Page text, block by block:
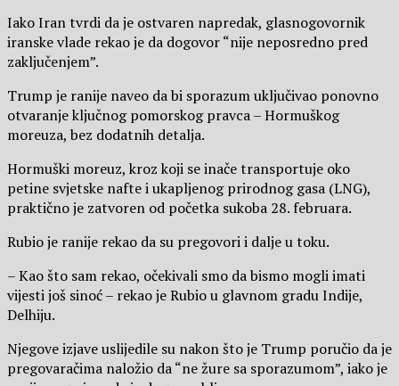
Iako Iran tvrdi da je ostvaren napredak, glasnogovornik
iranske vlade rekao je da dogovor “nije neposredno pred
zaključenjem”.
Trump je ranije naveo da bi sporazum uključivao ponovno
otvaranje ključnog pomorskog pravca – Hormuškog
moreuza, bez dodatnih detalja.
Hormuški moreuz, kroz koji se inače transportuje oko
petine svjetske nafte i ukapljenog prirodnog gasa (LNG),
praktično je zatvoren od početka sukoba 28. februara.
Rubio je ranije rekao da su pregovori i dalje u toku.
– Kao što sam rekao, očekivali smo da bismo mogli imati
vijesti još sinoć – rekao je Rubio u glavnom gradu Indije,
Delhiju.
Njegove izjave uslijedile su nakon što je Trump poručio da je
pregovaračima naložio da “ne žure sa sporazumom”, iako je